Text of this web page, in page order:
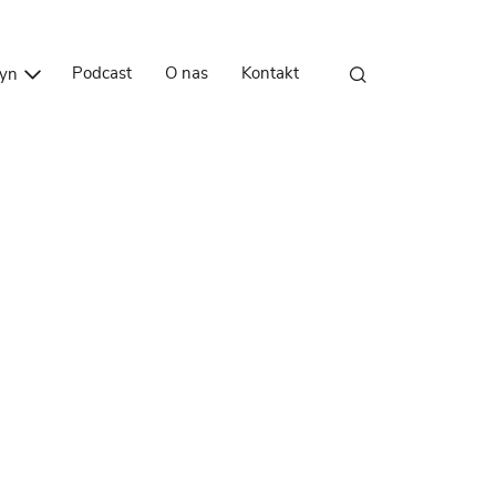
Podcast O nas Kontakt
Przejdź do treści